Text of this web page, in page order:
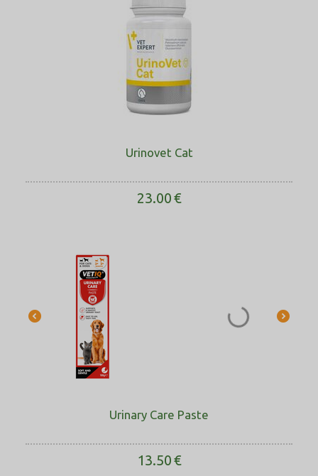
Urinovet Cat
23.00€
Urinary Care Paste
13.50€